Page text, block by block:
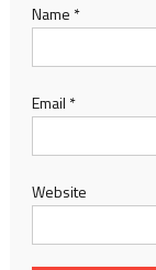
Name *
Email *
Website